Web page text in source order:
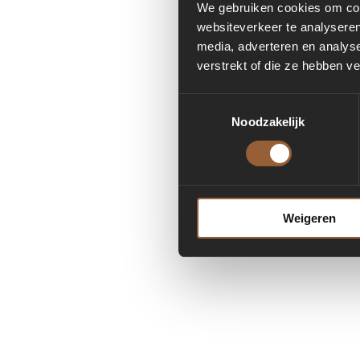
We gebruiken cookies om
websiteverkeer te
media, adverteren en
verstrekt of die ze hebben
Noodzakelijk
Weigeren